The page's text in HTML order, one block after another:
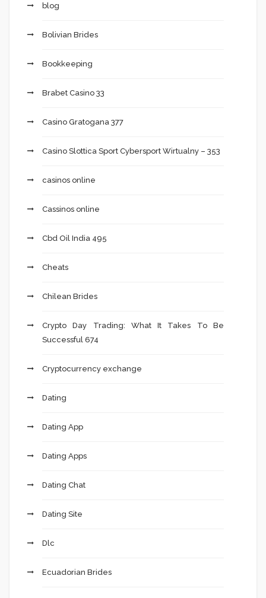
blog
Bolivian Brides
Bookkeeping
Brabet Casino 33
Casino Gratogana 377
Casino Slottica Sport Cybersport Wirtualny – 353
casinos online
Cassinos online
Cbd Oil India 495
Cheats
Chilean Brides
Crypto Day Trading: What It Takes To Be
Successful 674
Cryptocurrency exchange
Dating
Dating App
Dating Apps
Dating Chat
Dating Site
Dlc
Ecuadorian Brides